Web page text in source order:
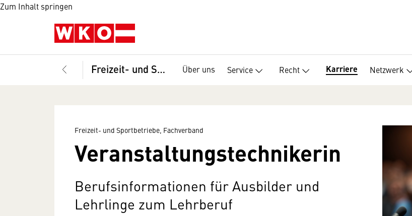
Zum Inhalt springen
Freizeit- und Sportbetriebe, Fachverband Über uns Service Recht Karriere Netzwerk
Freizeit- und Sportbetriebe, Fachverband
Veranstaltungstechnikerin
Berufsinformationen für Ausbilder und
Lehrlinge zum Lehrberuf